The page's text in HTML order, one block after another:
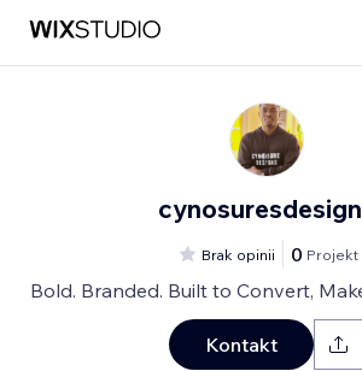
Brak opinii 0 Projekt
Bold. Branded. Built to Convert,
Kontakt